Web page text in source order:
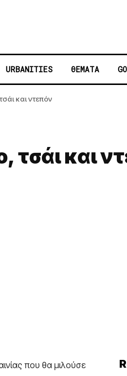
URBANITIES ΘΕΜΑΤΑ
και ντεπόν
τσάι και
που θα μιλούσε